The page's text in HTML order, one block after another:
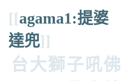
[[agama1:提婆
達兜]]
台大獅子吼佛